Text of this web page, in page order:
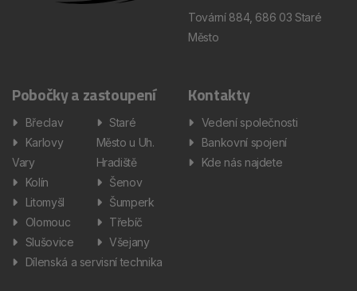
Tovární 884, 686 03 Staré
Město
Pobočky a zastoupení
Břeclav
Karlovy
Vary
Kolín
Litomyšl
Olomouc
Slušovice
Staré
Město u Uh.
Hradiště
Šenov
Šumperk
Třebíč
Všejany
Dílenská a servisní technika
Kontakty
Vedení společnosti
Bankovní spojení
Kde nás najdete